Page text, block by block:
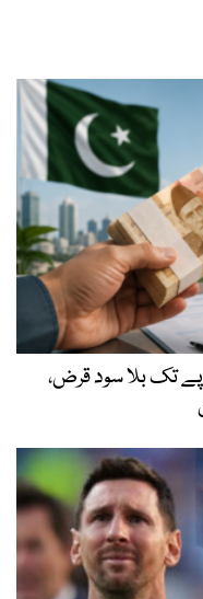
کے لیے 10 لاکھ روپے تک بلا سود قرض،